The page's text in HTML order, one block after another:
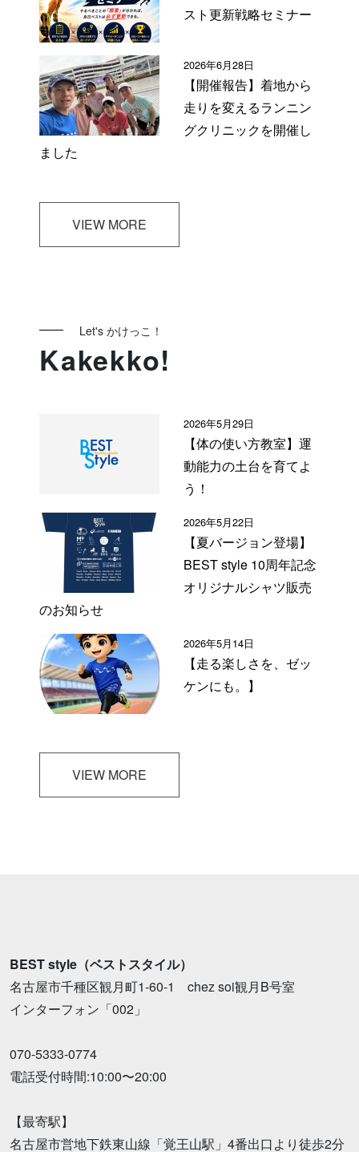
スト更新戦略セミナー
2026年6月28日
【開催報告】着地から
走りを変えるランニン
グクリニックを開催し
ました
VIEW MORE
Let's かけっこ！
Kakekko!
2026年5月29日
【体の使い方教室】運
動能力の土台を育てよ
う！
2026年5月22日
【夏バージョン登場】
BEST style 10周年記念
オリジナルシャツ販売
のお知らせ
2026年5月14日
【走る楽しさを、ゼッ
ケンにも。】
VIEW MORE
BEST style（ベストスタイル）
名古屋市千種区観月町1-60-1 chez soi観月B号室
インターフォン「002」
070-5333-0774
電話受付時間:10:00〜20:00
【最寄駅】
名古屋市営地下鉄東山線「覚王山駅」4番出口より徒歩2分